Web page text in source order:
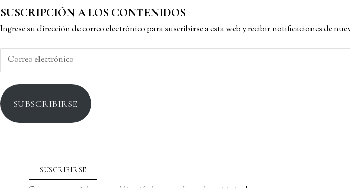
SUSCRIPCIÓN A LOS CONTENIDOS
Ingrese su dirección de correo electrónico para suscribirse a esta web y recibir notificaciones de
Correo
electrónico
SUBSCRIBIRSE
SUSCRIBIRSE